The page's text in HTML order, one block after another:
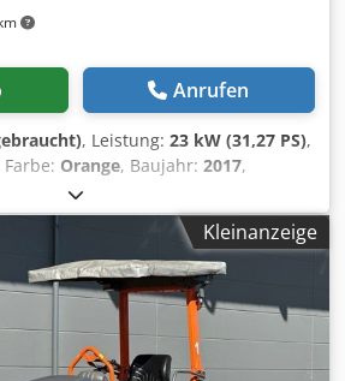
Anrufen
, Leistung: 23 kW (31,27 PS),
Farbe: Orange, Baujahr: 2017,
, Allgemeine Informationen
Iuox Ag Esf Modelljahr: 2017
Zylinderzahl: 3 Antrieb: Rad
Funktionell Arbeitsbreite: 120 cm CE-
Technischer Zustand: sehr gut
Finanzielle Informationen Preis:
Informationen Wenden Sie sich an
Informationen zu erhalten.
Kleinanzeige